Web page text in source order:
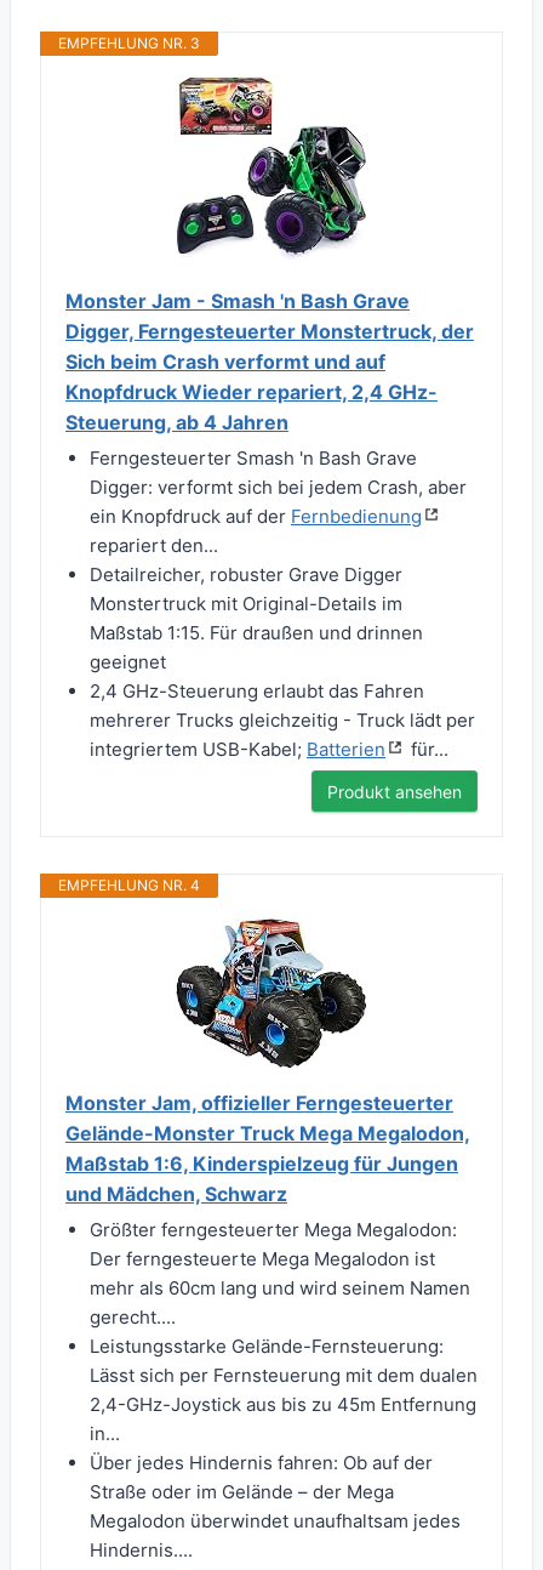
EMPFEHLUNG NR. 3
Monster Jam - Smash 'n Bash Grave
Digger, Ferngesteuerter Monstertruck, der
Sich beim Crash verformt und auf
Knopfdruck Wieder repariert, 2,4 GHz-
Steuerung, ab 4 Jahren
Ferngesteuerter Smash 'n Bash Grave
Digger: verformt sich bei jedem Crash, aber
ein Knopfdruck auf der Fernbedienung
repariert den...
Detailreicher, robuster Grave Digger
Monstertruck mit Original-Details im
Maßstab 1:15. Für draußen und drinnen
geeignet
2,4 GHz-Steuerung erlaubt das Fahren
mehrerer Trucks gleichzeitig - Truck lädt per
integriertem USB-Kabel; Batterien für...
Produkt ansehen
EMPFEHLUNG NR. 4
Monster Jam, offizieller Ferngesteuerter
Gelände-Monster Truck Mega Megalodon,
Maßstab 1:6, Kinderspielzeug für Jungen
und Mädchen, Schwarz
Größter ferngesteuerter Mega Megalodon:
Der ferngesteuerte Mega Megalodon ist
mehr als 60cm lang und wird seinem Namen
gerecht....
Leistungsstarke Gelände-Fernsteuerung:
Lässt sich per Fernsteuerung mit dem dualen
2,4-GHz-Joystick aus bis zu 45m Entfernung
in...
Über jedes Hindernis fahren: Ob auf der
Straße oder im Gelände – der Mega
Megalodon überwindet unaufhaltsam jedes
Hindernis....